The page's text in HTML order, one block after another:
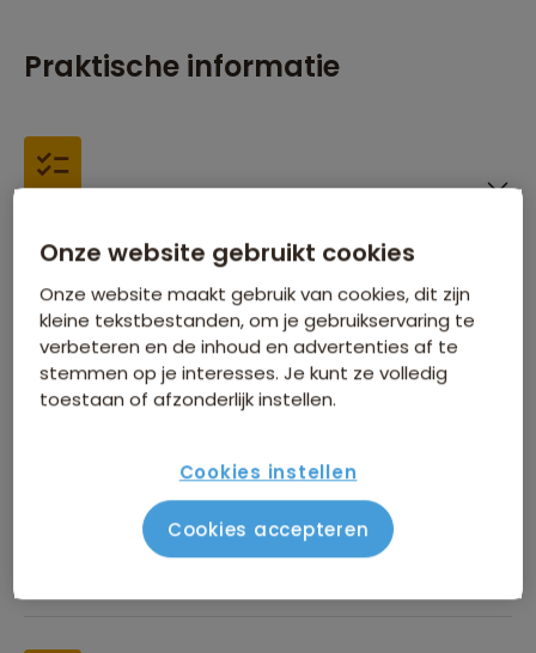
Praktische informatie
Financiën
Onze website gebruikt cookies
Onze website maakt gebruik van cookies, dit zijn
kleine tekstbestanden, om je gebruikservaring te
verbeteren en de inhoud en advertenties af te
stemmen op je interesses. Je kunt ze volledig
toestaan of afzonderlijk instellen.
Cookies instellen
Cookies accepteren